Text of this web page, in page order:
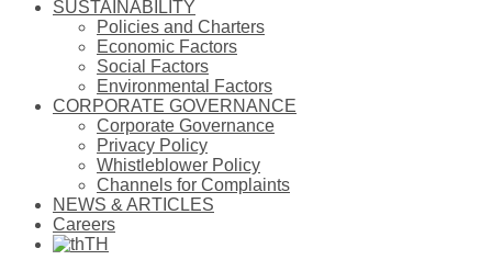
SUSTAINABILITY
Policies and Charters
Economic Factors
Social Factors
Environmental Factors
CORPORATE GOVERNANCE
Corporate Governance
Privacy Policy
Whistleblower Policy
Channels for Complaints
NEWS & ARTICLES
Careers
TH